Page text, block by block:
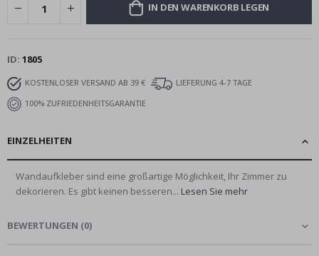
IN DEN WARENKORB LEGEN
ID 1805
KOSTENLOSER VERSAND AB 39 €
LIEFERUNG 4-7 TAGE
100% ZUFRIEDENHEITSGARANTIE
EINZELHEITEN
Wandaufkleber sind eine großartige Möglichkeit, Ihr Zimmer zu
dekorieren. Es gibt keinen besseren... Lesen Sie mehr
BEWERTUNGEN (0)